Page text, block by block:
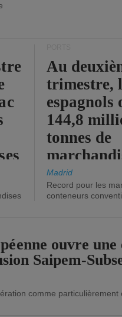
Au
trimestre,
144,8
tonnes de
(+2,9%).
Madrid
Record pour les
conteneurs
ouvre une
Saipem-
comme